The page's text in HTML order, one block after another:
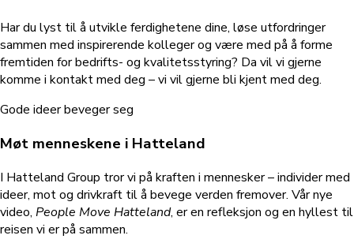
Har du lyst til å utvikle ferdighetene dine, løse utfordringer
sammen med inspirerende kolleger og være med på å forme
fremtiden for bedrifts- og kvalitetsstyring? Da vil vi gjerne
komme i kontakt med deg – vi vil gjerne bli kjent med deg.
Gode ideer beveger seg
Møt menneskene i Hatteland
I Hatteland Group tror vi på kraften i mennesker – individer med
ideer, mot og drivkraft til å bevege verden fremover. Vår nye
video, People Move Hatteland, er en refleksjon og en hyllest til
reisen vi er på sammen.